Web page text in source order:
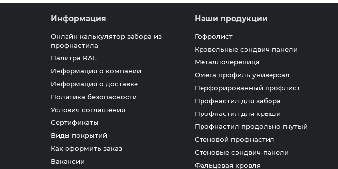
Информация
Онлайн калькулятор забора из
профнастила
Палитра RAL
Информация о компании
Информация о доставке
Политика безопасности
Условия соглашения
Сертификаты
Виды покрытий
Как оформить заказ
Вакансии
Наши продукции
Гофролист
Кровельные сэндвич-панели
Металлочерепица
Омега профиль универсал
Перфорированный профлист
Профнастил для забора
Профнастил для крыши
Профнастил продольно гнутый
Стеновой профнастил
Стеновые сэндвич-панели
Фальцевая кровля